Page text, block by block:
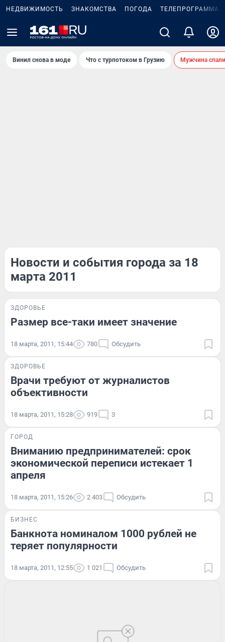
НЕДВИЖИМОСТЬ ЗНАКОМСТВА ПОГОДА ТЕЛЕПРОГРАММА
Винил снова в моде Что с турпотоком в Грузию Мужчина
Новости и события города за 18
марта 2011
ЗДОРОВЬЕ
Размер все-таки имеет значение
18 марта, 2011, 15:44 780 Обсудить
ЗДОРОВЬЕ
Врачи требуют от журналистов
объективности
18 марта, 2011, 15:28 919 3
ГОРОД
Вниманию предпринимателей: срок
экономической переписи истекает 1
апреля
18 марта, 2011, 15:26 2 403 Обсудить
БИЗНЕС
Банкнота номиналом 1000 рублей не
теряет популярности
18 марта, 2011, 12:55 1 021 Обсудить